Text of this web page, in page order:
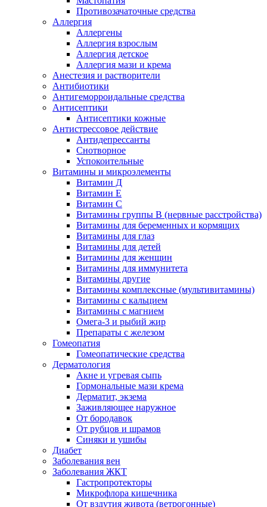
Противозачаточные средства
Аллергия
Аллергены
Аллергия взрослым
Аллергия детское
Аллергия мази и крема
Анестезия и растворители
Антибиотики
Антигеморроидальные средства
Антисептики
Антисептики кожные
Антистрессовое действие
Антидепрессанты
Снотворное
Успокоительные
Витамины и микроэлементы
Витамин Д
Витамин Е
Витамин С
Витамины группы В (нервные расстройства)
Витамины для беременных и кормящих
Витамины для глаз
Витамины для детей
Витамины для женщин
Витамины для иммунитета
Витамины другие
Витамины комплексные (мультивитамины)
Витамины с кальцием
Витамины с магнием
Омега-3 и рыбий жир
Препараты с железом
Гомеопатия
Гомеопатические средства
Дерматология
Акне и угревая сыпь
Гормональные мази крема
Дерматит, экзема
Заживляющее наружное
От бородавок
От рубцов и шрамов
Синяки и ушибы
Диабет
Заболевания вен
Заболевания ЖКТ
Гастропротекторы
Микрофлора кишечника
От вздутия живота (ветрогонные)